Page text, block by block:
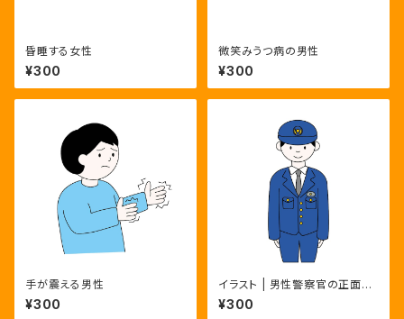
昏睡する女性
¥300
微笑みうつ病の男性
¥300
手が震える男性
¥300
イラスト | 男性警察官の正面全
身ポーズ3種 | カラー・モノク
ロ・主線なし
¥300